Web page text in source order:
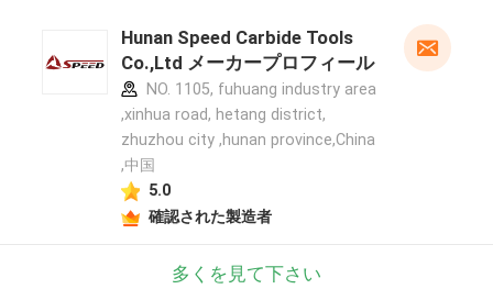
Hunan Speed Carbide Tools
Co.,Ltd メーカープロフィール
NO. 1105, fuhuang industry area
,xinhua road, hetang district,
zhuzhou city ,hunan province,China
,中国
5.0
確認された製造者
多くを見て下さい